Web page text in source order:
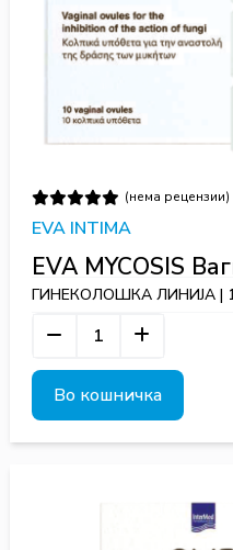
(нема рецензии)
EVA INTIMA
EVA MYCOSIS
ГИНЕКОЛОШКА ЛИНИЈА |
Во кошничка